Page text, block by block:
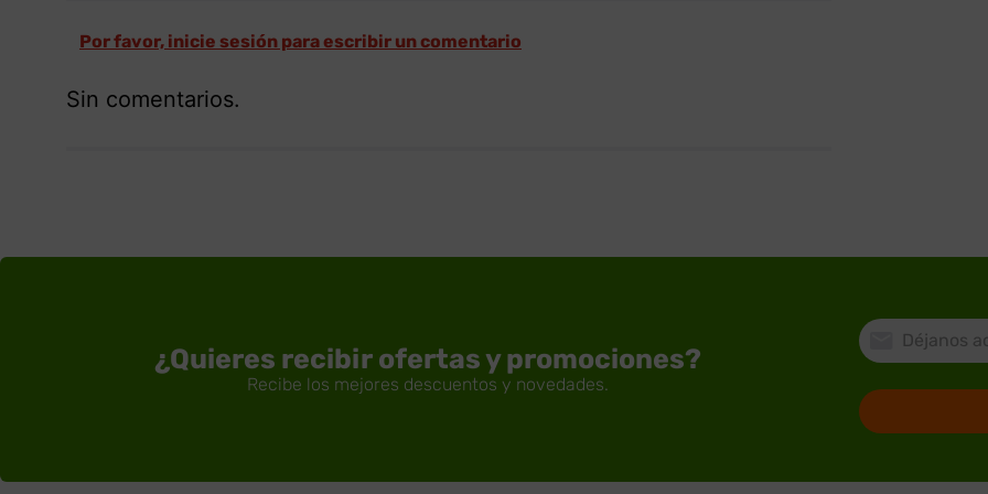
Por favor, inicie sesión para escribir un comentario
Sin comentarios.
¿Quieres recibir ofertas y promociones?